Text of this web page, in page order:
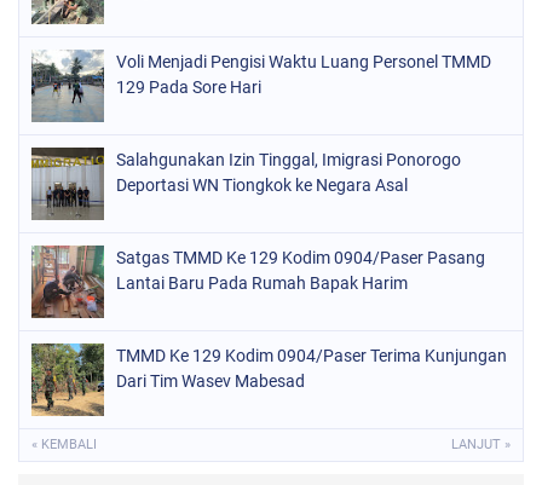
Voli Menjadi Pengisi Waktu Luang Personel TMMD
129 Pada Sore Hari
Salahgunakan Izin Tinggal, Imigrasi Ponorogo
Deportasi WN Tiongkok ke Negara Asal
Satgas TMMD Ke 129 Kodim 0904/Paser Pasang
Lantai Baru Pada Rumah Bapak Harim
TMMD Ke 129 Kodim 0904/Paser Terima Kunjungan
Dari Tim Wasev Mabesad
« KEMBALI LANJUT »